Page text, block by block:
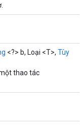
<?> b, Loại <T>, Tùy
thao tác